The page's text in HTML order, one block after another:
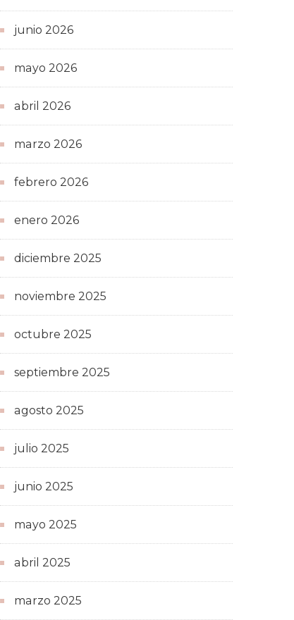
junio 2026
mayo 2026
abril 2026
marzo 2026
febrero 2026
enero 2026
diciembre 2025
noviembre 2025
octubre 2025
septiembre 2025
agosto 2025
julio 2025
junio 2025
mayo 2025
abril 2025
marzo 2025